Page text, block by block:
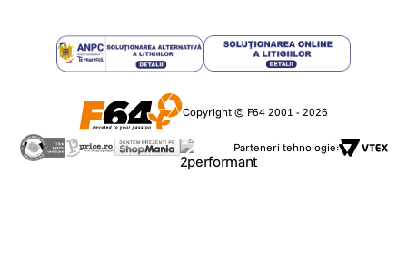
Copyright © F64 2001 - 2026
Parteneri tehnologie: